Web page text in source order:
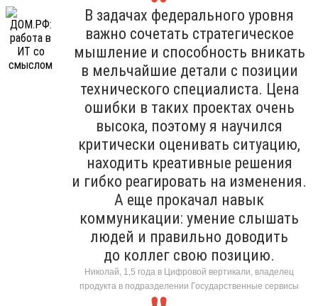
В задачах федерального уровня
важно сочетать стратегическое
мышление и способность вникать
в мельчайшие детали с позиции
технического специалиста. Цена
ошибки в таких проектах очень
высока, поэтому я научился
критически оценивать ситуацию,
находить креативные решения
и гибко реагировать на изменения.
А еще прокачал навык
коммуникации: умение слышать
людей и правильно доводить
до коллег свою позицию.
Николай, 1,5 года в Цифровой вертикали, владелец
продукта в подразделении Государственные сервисы